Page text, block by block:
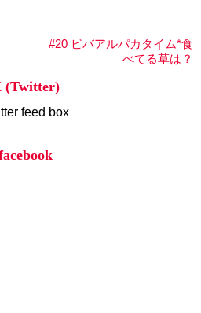
#20 ビバアルパカタイム*食
べてる草は？
(Twitter)
feed box